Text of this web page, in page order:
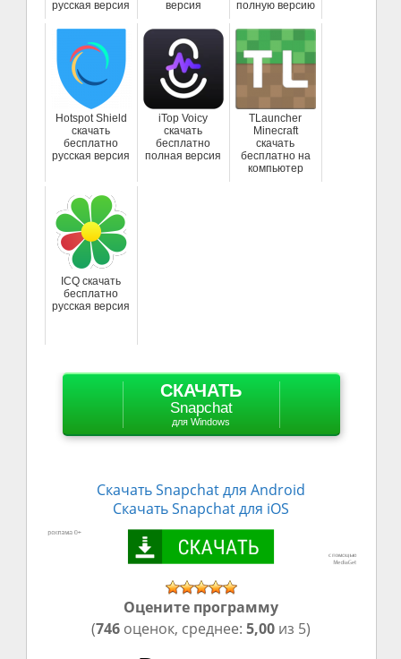
русская версия версия полную версию
Hotspot Shield
скачать
бесплатно
русская версия
iTop Voicy
скачать
бесплатно
полная версия
TLauncher
Minecraft
скачать
бесплатно на
компьютер
ICQ скачать
бесплатно
русская версия
СКАЧАТЬ
Snapchat
для Windows
СкачатьSnapchat для Android
СкачатьSnapchat для iOS
Оцените программу
(746 оценок, среднее:5,00 из 5)